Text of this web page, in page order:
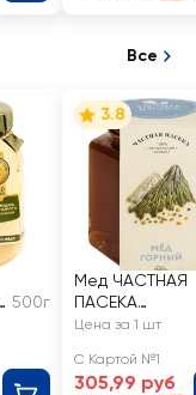
Все
500г
3.8
Мед ЧАСТНАЯ
ПАСЕКА
Горный
Цена за 1 шт
С Картой №1
305,99 руб